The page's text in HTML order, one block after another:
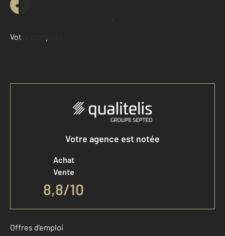
Demander une estimation
Votre compte :
Accéder à mon compte
Votre agence est notée
Achat
Vente
8,8/10
Offres d'emploi